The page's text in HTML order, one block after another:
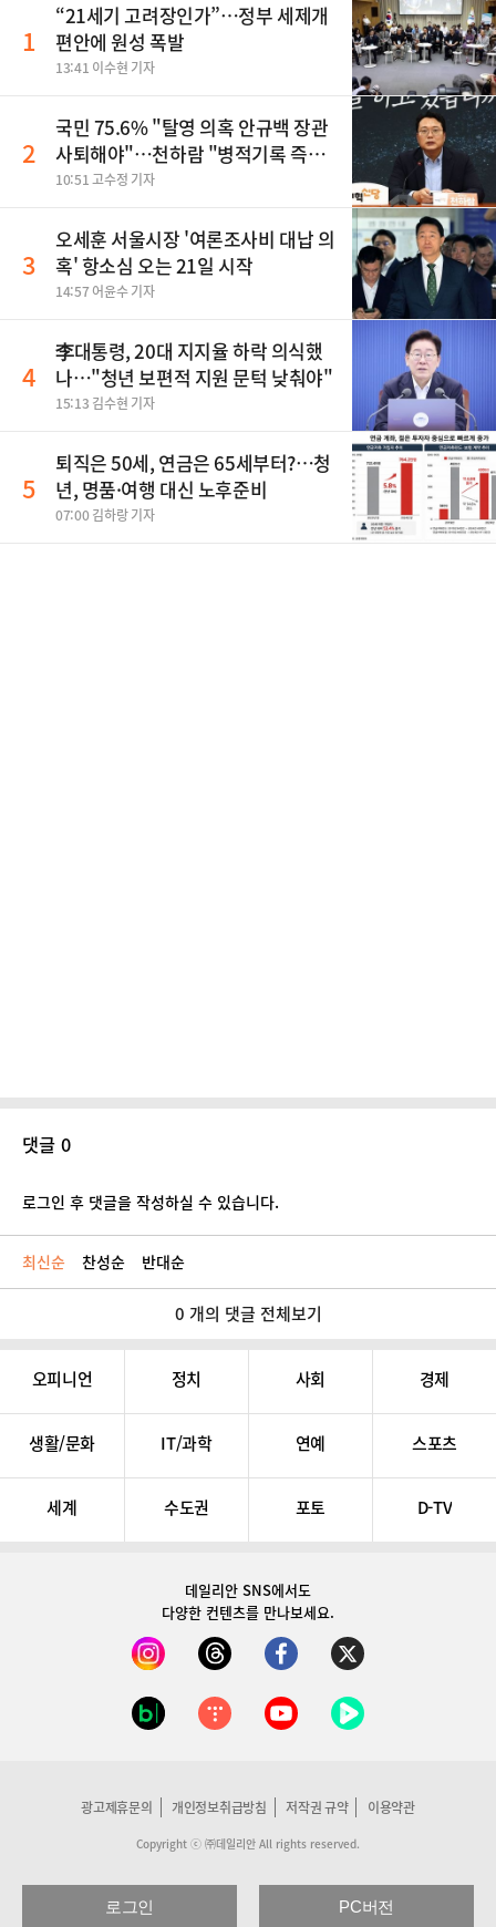
1
“21세기 고려장인가”…정부 세제개
편안에 원성 폭발
13:41 이수현 기자
2
국민 75.6% "탈영 의혹 안규백 장관
사퇴해야"…천하람 "병적기록 즉각
공개하라"
10:51 고수정 기자
3
오세훈 서울시장 '여론조사비 대납 의
혹' 항소심 오는 21일 시작
14:57 어윤수 기자
4
李대통령, 20대 지지율 하락 의식했
나…"청년 보편적 지원 문턱 낮춰야"
15:13 김수현 기자
5
퇴직은 50세, 연금은 65세부터?…청
년, 명품·여행 대신 노후준비
07:00 김하랑 기자
댓글 0
로그인 후 댓글을 작성하실 수 있습니다.
최신순 찬성순 반대순
0 개의 댓글 전체보기
오피니언 정치 사회 경제
생활/문화 IT/과학 연예 스포츠
세계 수도권 포토 D-TV
데일리안 SNS에서도
다양한 컨텐츠를 만나보세요.
광고제휴문의 개인정보취급방침 저작권 규약 이용약관
Copyright ⓒ ㈜데일리안 All rights reserved.
로그인 PC버전